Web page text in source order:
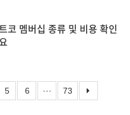
코 멤버십 종류 및 비용 확인
5 6 ··· 73